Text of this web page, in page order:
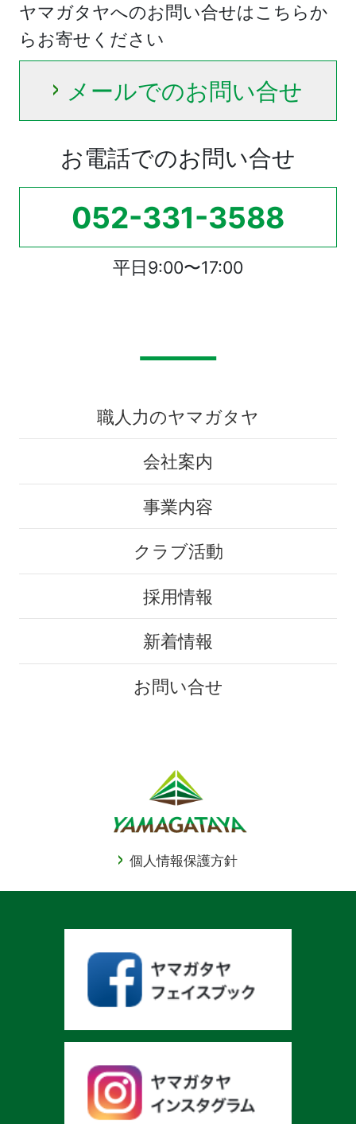
ヤマガタヤへのお問い合せはこちらか
らお寄せください
メールでのお問い合せ
お電話でのお問い合せ
052-331-3588
平日9:00〜17:00
職人力のヤマガタヤ
会社案内
事業内容
クラブ活動
採用情報
新着情報
お問い合せ
個人情報保護方針